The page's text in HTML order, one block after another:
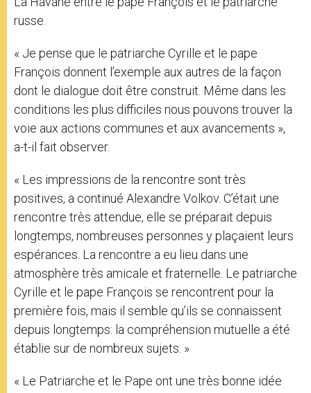
russe.
« Je pense que le patriarche Cyrille et le pape
François donnent l’exemple aux autres de la façon
dont le dialogue doit être construit. Même dans les
conditions les plus difficiles nous pouvons trouver la
voie aux actions communes et aux avancements »,
a-t-il fait observer.
« Les impressions de la rencontre sont très
positives, a continué Alexandre Volkov. C’était une
rencontre très attendue, elle se préparait depuis
longtemps, nombreuses personnes y plaçaient leurs
espérances. La rencontre a eu lieu dans une
atmosphère très amicale et fraternelle. Le patriarche
Cyrille et le pape François se rencontrent pour la
première fois, mais il semble qu’ils se connaissent
depuis longtemps: la compréhension mutuelle a été
établie sur de nombreux sujets. »
« Le Patriarche et le Pape ont une très bonne idée